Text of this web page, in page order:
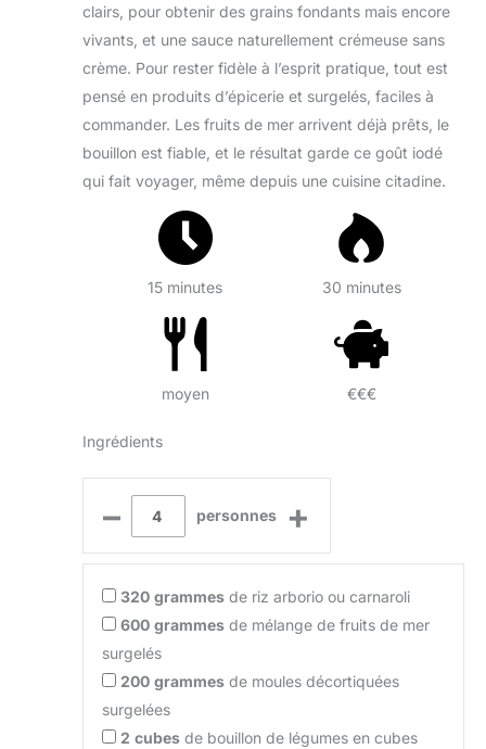
clairs, pour obtenir des grains fondants mais encore
vivants, et une sauce naturellement crémeuse sans
crème. Pour rester fidèle à l’esprit pratique, tout est
pensé en produits d’épicerie et surgelés, faciles à
commander. Les fruits de mer arrivent déjà prêts, le
bouillon est fiable, et le résultat garde ce goût iodé
qui fait voyager, même depuis une cuisine citadine.
15 minutes 30 minutes
moyen €€€
Ingrédients
– personnes +
320 grammes de riz arborio ou carnaroli
600 grammes de mélange de fruits de mer
surgelés
200 grammes de moules décortiquées
surgelées
2 cubes de bouillon de légumes en cubes